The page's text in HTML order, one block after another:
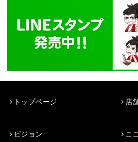
トップページ 店
ビジョン こ